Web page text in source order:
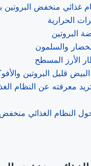
غذائي منخفض البروتين
الحرارية
البروتين
والسلمون
الأرز المسطح
قليل البروتين
معرفته عن النظام
النظام الغذائي منخفض